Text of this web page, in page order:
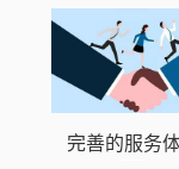
完善的服务